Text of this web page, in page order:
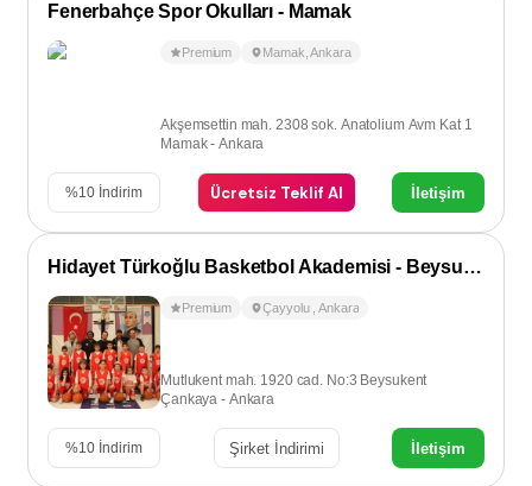
Fenerbahçe Spor Okulları - Mamak
Premium Mamak ,Ankara
Akşemsettin mah. 2308 sok. Anatolium Avm Kat 1
Mamak - Ankara
%10 İndirim Ücretsiz Teklif Al İletişim
Hidayet Türkoğlu Basketbol Akademisi - Beysukent/Çayyolu
Premium Çayyolu ,Ankara
Mutlukent mah. 1920 cad. No:3 Beysukent
Çankaya - Ankara
%10 İndirim Şirket İndirimi İletişim